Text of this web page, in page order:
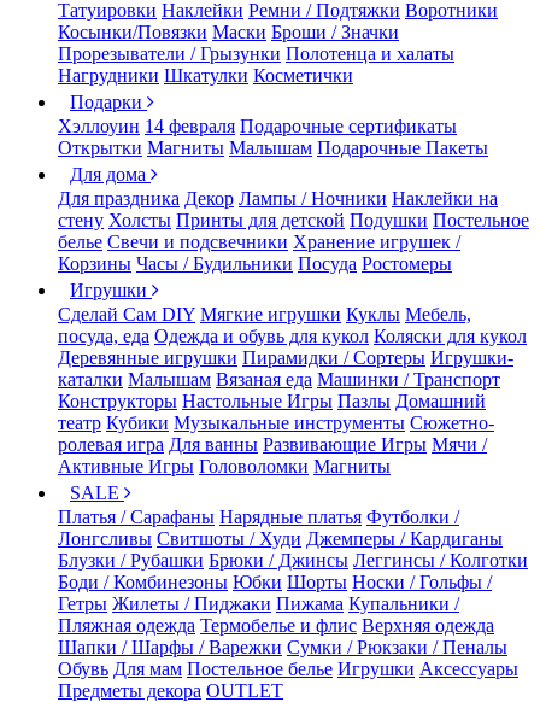
Татуировки Наклейки Ремни / Подтяжки Воротники
Косынки/Повязки Маски Броши / Значки
Прорезыватели / Грызунки Полотенца и халаты
Нагрудники Шкатулки Косметички
Подарки
Хэллоуин 14 февраля Подарочные сертификаты
Открытки Магниты Малышам Подарочные Пакеты
Для дома
Для праздника Декор Лампы / Ночники Наклейки на
стену Холсты Принты для детской Подушки Постельное
белье Свечи и подсвечники Хранение игрушек /
Корзины Часы / Будильники Посуда Ростомеры
Игрушки
Сделай Сам DIY Мягкие игрушки Куклы Мебель,
посуда, еда Одежда и обувь для кукол Коляски для кукол
Деревянные игрушки Пирамидки / Сортеры Игрушки-
каталки Малышам Вязаная еда Машинки / Транспорт
Конструкторы Настольные Игры Пазлы Домашний
театр Кубики Музыкальные инструменты Сюжетно-
ролевая игра Для ванны Развивающие Игры Мячи /
Активные Игры Головоломки Магниты
SALE
Платья / Сарафаны Нарядные платья Футболки /
Лонгсливы Свитшоты / Худи Джемперы / Кардиганы
Блузки / Рубашки Брюки / Джинсы Леггинсы / Колготки
Боди / Комбинезоны Юбки Шорты Носки / Гольфы /
Гетры Жилеты / Пиджаки Пижама Купальники /
Пляжная одежда Термобелье и флис Верхняя одежда
Шапки / Шарфы / Варежки Сумки / Рюкзаки / Пеналы
Обувь Для мам Постельное белье Игрушки Аксессуары
Предметы декора OUTLET